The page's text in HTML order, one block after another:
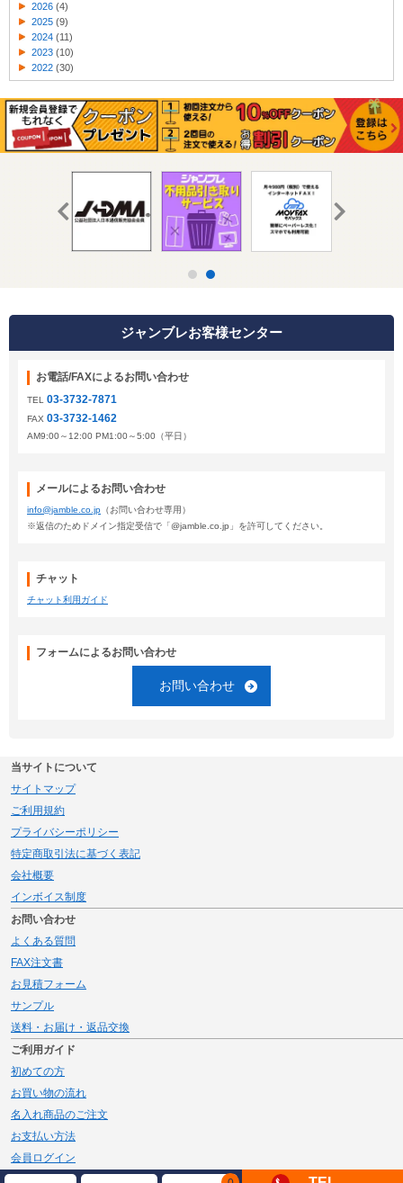
2026 (4)
2025 (9)
2024 (11)
2023 (10)
2022 (30)
ジャンブレお客様センター
お電話/FAXによるお問い合わせ
TEL 03-3732-7871
FAX 03-3732-1462
AM9:00～12:00 PM1:00～5:00（平日）
メールによるお問い合わせ
info@jamble.co.jp （お問い合わせ専用）
※返信のためドメイン指定受信で「@jamble.co.jp」を許可してください。
チャット
チャット利用ガイド
フォームによるお問い合わせ
お問い合わせ
当サイトについて
サイトマップ
ご利用規約
プライバシーポリシー
特定商取引法に基づく表記
会社概要
インボイス制度
お問い合わせ
よくある質問
FAX注文書
お見積フォーム
サンプル
送料・お届け・返品交換
ご利用ガイド
初めての方
お買い物の流れ
名入れ商品のご注文
お支払い方法
会員ログイン
メルマガ登録